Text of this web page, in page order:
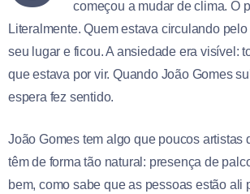
começou a mudar de clima. O
Literalmente. Quem estava circulando
seu lugar e ficou. A ansiedade era visível:
que estava por vir. Quando João Gomes
espera fez sentido.
João Gomes tem algo que poucos artistas
têm de forma tão natural: presença de
bem, como sabe que as pessoas estão ali